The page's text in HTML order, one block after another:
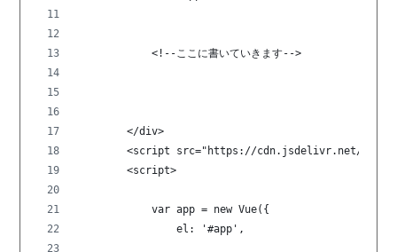
            <!--ここに書いていきます-->
        </div>
<script src="https://cdn.jsdelivr.net/npm/
        <script>
            var app = new Vue({
                el: '#app',